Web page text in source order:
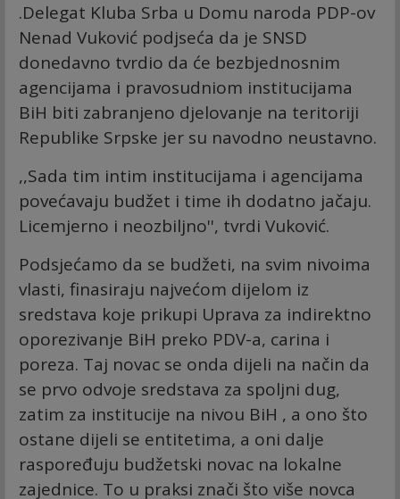
.Delegat Kluba Srba u Domu naroda PDP-ov
Nenad Vuković podjseća da je SNSD
donedavno tvrdio da će bezbjednosnim
agencijama i pravosudniom institucijama
BiH biti zabranjeno djelovanje na teritoriji
Republike Srpske jer su navodno neustavno.
,,Sada tim intim institucijama i agencijama
povećavaju budžet i time ih dodatno jačaju.
Licemjerno i neozbiljno'', tvrdi Vuković.
Podsjećamo da se budžeti, na svim nivoima
vlasti, finasiraju najvećom dijelom iz
sredstava koje prikupi Uprava za indirektno
oporezivanje BiH preko PDV-a, carina i
poreza. Taj novac se onda dijeli na način da
se prvo odvoje sredstava za spoljni dug,
zatim za institucije na nivou BiH , a ono što
ostane dijeli se entitetima, a oni dalje
raspoređuju budžetski novac na lokalne
zajednice. To u praksi znači što više novca